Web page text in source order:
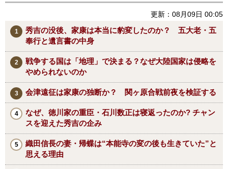
更新：08月09日 00:05
秀吉の没後、家康は本当に豹変したのか？ 五大老・五
奉行と遺言書の中身
戦争する国は「地理」で決まる？なぜ大陸国家は侵略を
やめられないのか
会津遠征は家康の独断か？ 関ヶ原合戦前夜を検証する
なぜ、徳川家の重臣・石川数正は寝返ったのか? チャン
スを迎えた秀吉の企み
織田信長の妻・帰蝶は“本能寺の変の後も生きていた”と
思える理由